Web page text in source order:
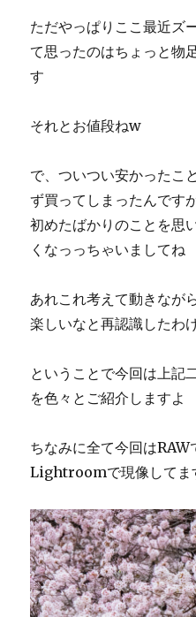
ただやっぱりここ最近ズ
て思ったのはちょっと物
す
それとお値段ねw
で、ついつい安かったこ
ず買ってしまったんです
初めたばかりのことを思
くなっっちゃいましてね
あれこれ考えて動きなが
楽しいなと再認識したわ
ということで今回は上記
を色々とご紹介しますよ
ちなみに全て今回は
Lightroomで現像してま